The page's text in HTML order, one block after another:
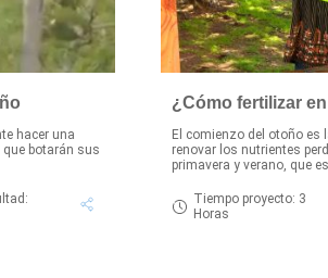
hacer una
botarán sus
¿Cómo fertilizar
El comienzo del otoño es
renovar los nutrientes
primavera y verano, que
Tiempo proyecto: 3
Horas